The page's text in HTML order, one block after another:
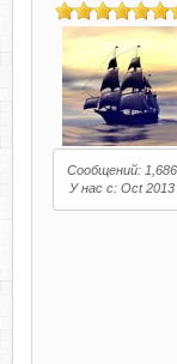
Сообщений: 1,686
У нас с: Oct 2013